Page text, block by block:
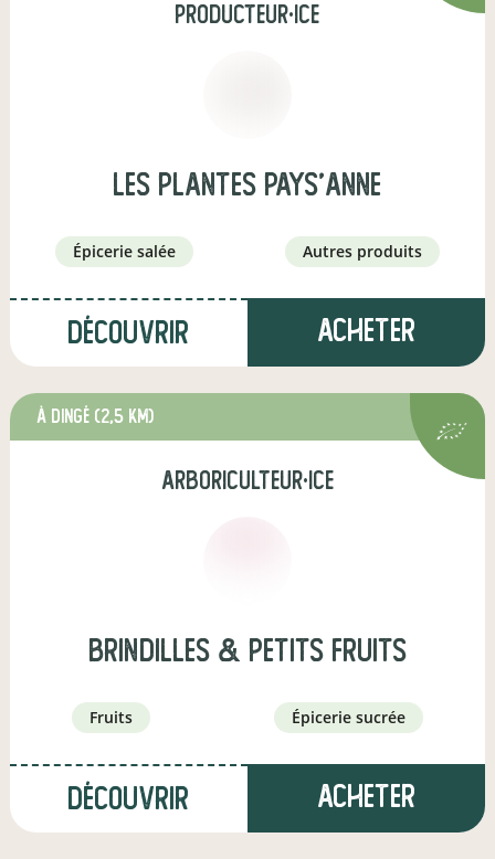
producteur·ice
les plantes pays'anne
épicerie salée autres produits
Découvrir Acheter
à Dingé (2,5 km)
arboriculteur·ice
Brindilles & Petits fruits
fruits épicerie sucrée
Découvrir Acheter